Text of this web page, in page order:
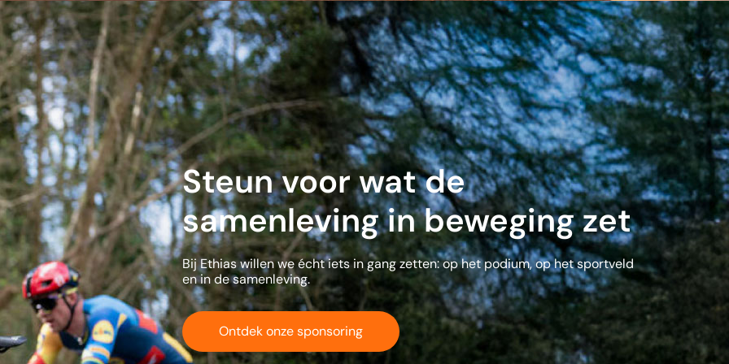
Steun voor wat de
samenleving in beweging zet
Bij Ethias willen we écht iets in gang zetten: op het podium, op het sportveld
en in de samenleving.
Ontdek onze sponsoring